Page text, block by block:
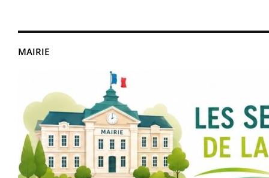
MAIRIE